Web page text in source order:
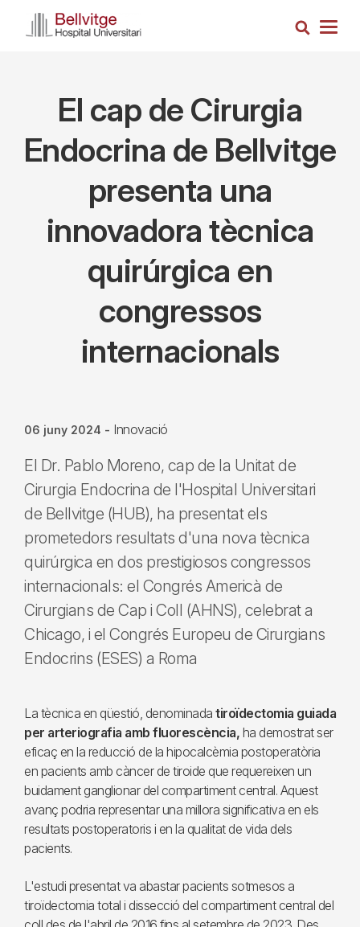
Cerca
El cap de Cirurgia
Endocrina de Bellvitge
presenta una
innovadora tècnica
quirúrgica en
congressos
internacionals
06 juny 2024 - Innovació
El Dr. Pablo Moreno, cap de la Unitat de
Cirurgia Endocrina de l'Hospital Universitari
de Bellvitge (HUB), ha presentat els
prometedors resultats d'una nova tècnica
quirúrgica en dos prestigiosos congressos
internacionals: el Congrés Americà de
Cirurgians de Cap i Coll (AHNS), celebrat a
Chicago, i el Congrés Europeu de Cirurgians
Endocrins (ESES) a Roma
La tècnica en qüestió, denominada tiroïdectomia guiada
per arteriografia amb fluorescència, ha demostrat ser
eficaç en la reducció de la hipocalcèmia postoperatòria
en pacients amb càncer de tiroide que requereixen un
buidament ganglionar del compartiment central. Aquest
avanç podria representar una millora significativa en els
resultats postoperatoris i en la qualitat de vida dels
pacients.
L'estudi presentat va abastar pacients sotmesos a
tiroïdectomia total i dissecció del compartiment central del